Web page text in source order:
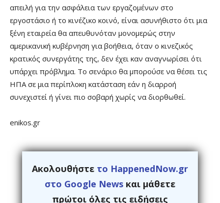
απειλή για την ασφάλεια των εργαζομένων στο
εργοστάσιο ή το κινέζικο κοινό, είναι ασυνήθιστο ότι μια
ξένη εταιρεία θα απευθυνόταν μονομερώς στην
αμερικανική κυβέρνηση για βοήθεια, όταν ο κινεζικός
κρατικός συνεργάτης της, δεν έχει καν αναγνωρίσει ότι
υπάρχει πρόβλημα. Το σενάριο θα μπορούσε να θέσει τις
ΗΠΑ σε μια περίπλοκη κατάσταση εάν η διαρροή
συνεχιστεί ή γίνει πιο σοβαρή χωρίς να διορθωθεί.
enikos.gr
Ακολουθήστε το HappenedNow.gr
στο Google News και μάθετε
πρώτοι όλες τις ειδήσεις